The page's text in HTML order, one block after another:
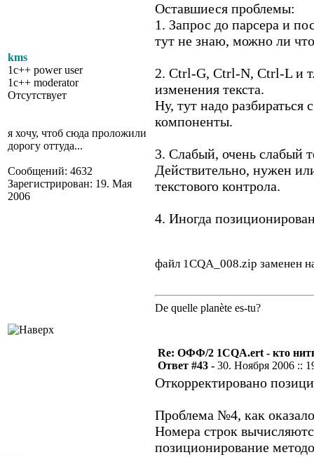
kms
1c++ power user
1c++ moderator
Отсутствует
я хочу, чтоб сюда проложили
дорогу оттуда...
Сообщений: 4632
Зарегистрирован: 19. Мая
2006
Оставшиеся проблемы:
1. Запрос до парсера и
тут не знаю, можно ли
2. Ctrl-G, Ctrl-N, Ctrl-L и
изменения текста.
Ну, тут надо
компоненты.
3. Слабый, очень слабый
Действительно, нужен
текстового контрола.
4. Иногда
файл 1CQA_008.zip заменен
De quelle planète es-tu?
Re: ОФФ/2 1CQA.ert - кто
Ответ #43 - 30. Ноября 2006 ::
Откорректировано
Проблема №4, как
Номера строк
позиционирование